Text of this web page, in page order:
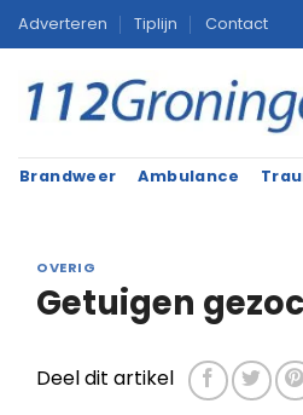
Ga
naar
inhoud
Adverteren Tiplijn Contact
Brandweer Ambulance
OVERIG
Getuigen
Deel dit artikel